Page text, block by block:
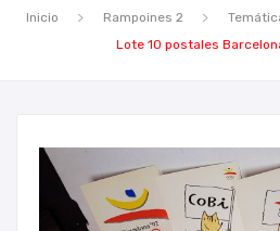
Inicio Rampoines 2
Lote 10 postales